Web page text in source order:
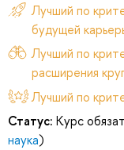
Лучший по
будущей
Лучший по
расширения
Лучший по
Статус: Курс
наука)